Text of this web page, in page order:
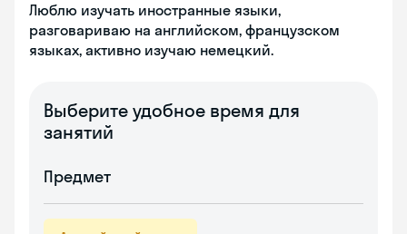
Люблю изучать иностранные языки,
разговариваю на английском, французском
языках, активно изучаю немецкий.
Выберите удобное время для
занятий
Предмет